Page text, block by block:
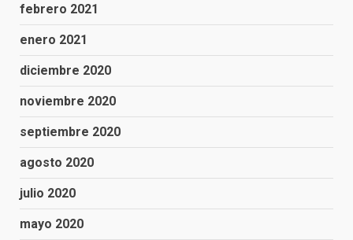
febrero 2021
enero 2021
diciembre 2020
noviembre 2020
septiembre 2020
agosto 2020
julio 2020
mayo 2020